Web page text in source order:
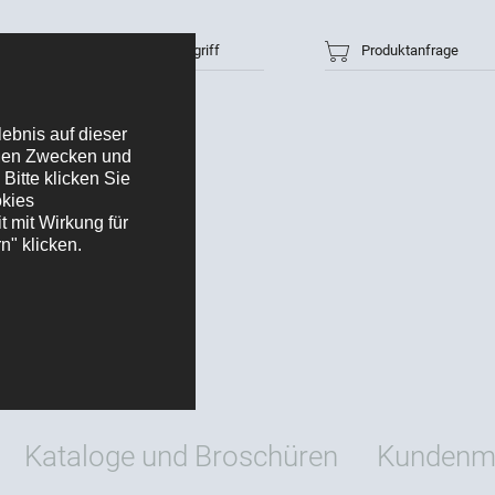
Artikelnummer / Suchbegriff Produktanfrage
Kataloge und Broschüren